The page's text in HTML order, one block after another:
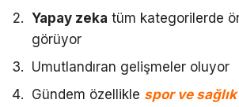
Yapay zeka tüm kategorilerde
görüyor
Umutlandıran gelişmeler oluyor
Gündem özellikle spor ve sağlık